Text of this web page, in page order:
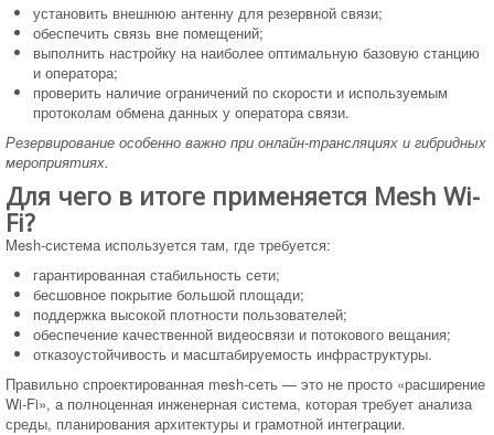
установить внешнюю антенну для резервной связи;
обеспечить связь вне помещений;
выполнить настройку на наиболее оптимальную базовую станцию
и оператора;
проверить наличие ограничений по скорости и используемым
протоколам обмена данных у оператора связи.
Резервирование особенно важно при онлайн-трансляциях и гибридных
мероприятиях.
Для чего в итоге применяется Mesh Wi-
Fi?
Mesh-система используется там, где требуется:
гарантированная стабильность сети;
бесшовное покрытие большой площади;
поддержка высокой плотности пользователей;
обеспечение качественной видеосвязи и потокового вещания;
отказоустойчивость и масштабируемость инфраструктуры.
Правильно спроектированная mesh-сеть — это не просто «расширение
Wi-Fi», а полноценная инженерная система, которая требует анализа
среды, планирования архитектуры и грамотной интеграции.